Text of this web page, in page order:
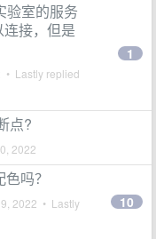
验室的服务
接，但是
• Lastly replied
1
点?
2022
吗？
2022 • Lastly
10